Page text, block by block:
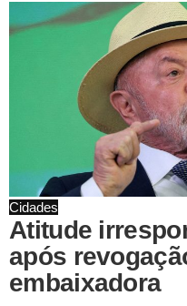
Cidades
Atitude
após
embaixadora